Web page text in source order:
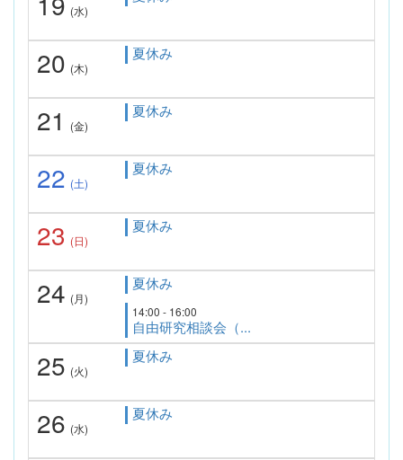
(水)
20 (木)
夏休み
21 (金)
夏休み
22 (土)
夏休み
23 (日)
夏休み
24 (月)
夏休み
14:00 - 16:00
自由研究相談会（...
25 (火)
夏休み
26 (水)
夏休み